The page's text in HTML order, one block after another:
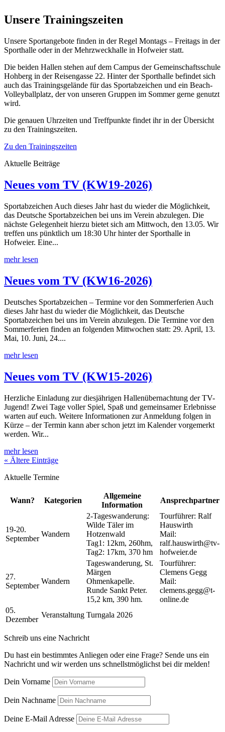
Unsere Trainingszeiten
Unsere Sportangebote finden in der Regel Montags – Freitags in der
Sporthalle oder in der Mehrzweckhalle in Hofweier statt.
Die beiden Hallen stehen auf dem Campus der Gemeinschaftsschule
Hohberg in der Reisengasse 22. Hinter der Sporthalle befindet sich
auch das Trainingsgelände für das Sportabzeichen und ein Beach-
Volleyballplatz, der von unseren Gruppen im Sommer gerne genutzt
wird.
Die genauen Uhrzeiten und Treffpunkte findet ihr in der Übersicht
zu den Trainingszeiten.
Zu den Trainingszeiten
Aktuelle Beiträge
Neues vom TV (KW19-2026)
Sportabzeichen Auch dieses Jahr hast du wieder die Möglichkeit,
das Deutsche Sportabzeichen bei uns im Verein abzulegen. Die
nächste Gelegenheit hierzu bietet sich am Mittwoch, den 13.05. Wir
treffen uns pünktlich um 18:30 Uhr hinter der Sporthalle in
Hofweier. Eine...
mehr lesen
Neues vom TV (KW16-2026)
Deutsches Sportabzeichen – Termine vor den Sommerferien Auch
dieses Jahr hast du wieder die Möglichkeit, das Deutsche
Sportabzeichen bei uns im Verein abzulegen. Die Termine vor den
Sommerferien finden an folgenden Mittwochen statt: 29. April, 13.
Mai, 10. Juni, 24....
mehr lesen
Neues vom TV (KW15-2026)
Herzliche Einladung zur diesjährigen Hallenübernachtung der TV-
Jugend! Zwei Tage voller Spiel, Spaß und gemeinsamer Erlebnisse
warten auf euch. Weitere Informationen zur Anmeldung folgen in
Kürze – der Termin kann aber schon jetzt im Kalender vorgemerkt
werden. Wir...
mehr lesen
« Ältere Einträge
Aktuelle Termine
Wann? Kategorien
Allgemeine
Information
Ansprechpartner
19-20.
September
Wandern
2-Tageswanderung:
Wilde Täler im
Hotzenwald
Tag1: 12km, 260hm,
Tag2: 17km, 370 hm
Tourführer: Ralf
Hauswirth
Mail:
ralf.hauswirth@tv-
hofweier.de
27.
September
Wandern
Tageswanderung, St.
Märgen
Ohmenkapelle.
Runde Sankt Peter.
15,2 km, 390 hm.
Tourführer:
Clemens Gegg
Mail:
clemens.gegg@t-
online.de
05.
Dezember
Veranstaltung Turngala 2026
Schreib uns eine Nachricht
Du hast ein bestimmtes Anliegen oder eine Frage? Sende uns ein
Nachricht und wir werden uns schnellstmöglichst bei dir melden!
Dein Vorname
Dein Nachname
Deine E-Mail Adresse